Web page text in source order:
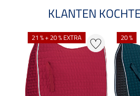
KLANTEN
21 % + 20 % EXTRA 20 %